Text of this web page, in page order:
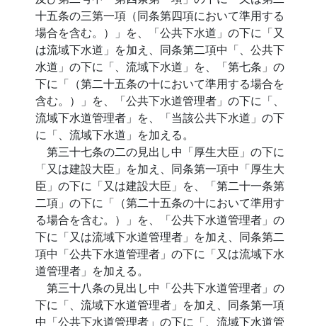
十五条の三第一項（同条第四項において準用する
場合を含む。）」を、「公共下水道」の下に「又
は流域下水道」を加え、同条第二項中「、公共下
水道」の下に「、流域下水道」を、「第七条」の
下に「（第二十五条の十において準用する場合を
含む。）」を、「公共下水道管理者」の下に「、
流域下水道管理者」を、「当該公共下水道」の下
に「、流域下水道」を加える。
第三十七条の二の見出し中「厚生大臣」の下に
「又は建設大臣」を加え、同条第一項中「厚生大
臣」の下に「又は建設大臣」を、「第二十一条第
二項」の下に「（第二十五条の十において準用す
る場合を含む。）」を、「公共下水道管理者」の
下に「又は流域下水道管理者」を加え、同条第二
項中「公共下水道管理者」の下に「又は流域下水
道管理者」を加える。
第三十八条の見出し中「公共下水道管理者」の
下に「、流域下水道管理者」を加え、同条第一項
中「公共下水道管理者」の下に「、流域下水道管